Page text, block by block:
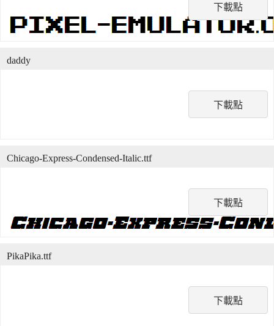
下載點
下載點
daddy
下載點
Chicago-Express-Condensed-Italic.ttf
下載點
PikaPika.ttf